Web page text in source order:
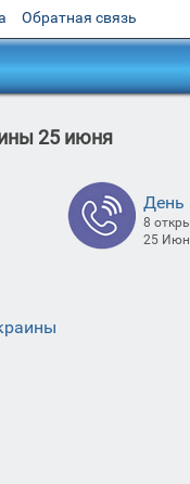
Обратная связь
25 июня
День
8
25